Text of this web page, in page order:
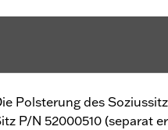
Polsterung des
P/N 52000510 (separat